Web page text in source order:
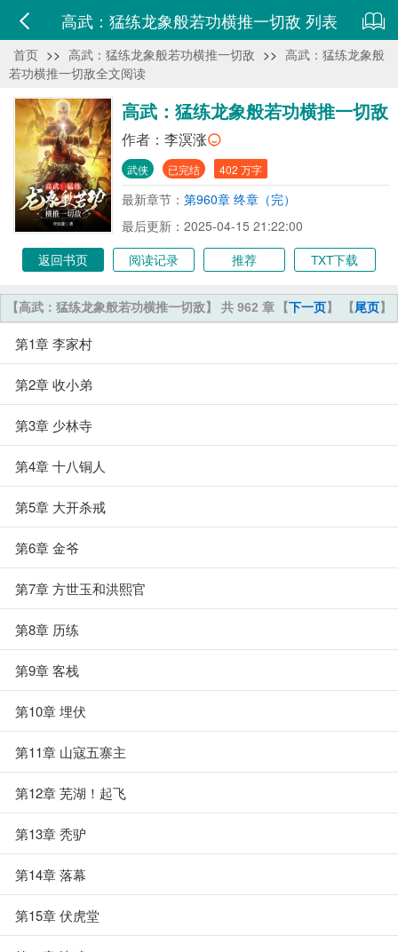
高武：猛练龙象般若功横推一切敌 列表
首页 >> 高武：猛练龙象般若功横推一切敌 >> 高武：猛练龙象般
若功横推一切敌全文阅读
高武：猛练龙象般若功横推一切敌
作者： 李溟涨
武侠 已完结 402 万字
最新章节： 第960章 终章（完）
最后更新：2025-04-15 21:22:00
返回书页
阅读记录 推荐 TXT下载
【下一页】 【尾页】
【高武：猛练龙象般若功横推一切敌】 共 962 章
第1章 李家村
第2章 收小弟
第3章 少林寺
第4章 十八铜人
第5章 大开杀戒
第6章 金爷
第7章 方世玉和洪熙官
第8章 历练
第9章 客栈
第10章 埋伏
第11章 山寇五寨主
第12章 芜湖！起飞
第13章 秃驴
第14章 落幕
第15章 伏虎堂